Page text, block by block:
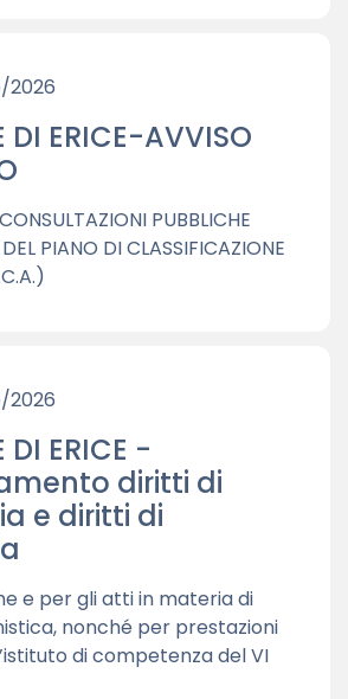
2026
DI ERICE-AVVISO
PUBBLICHE
PIANO DI CLASSIFICAZIONE
2026
DI ERICE -
diritti di
e diritti di
e per gli atti in materia di
nonché per prestazioni
di competenza del VI